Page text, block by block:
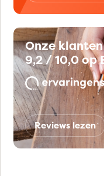
Onze
9,2 / 10,0 op
Reviews lezen